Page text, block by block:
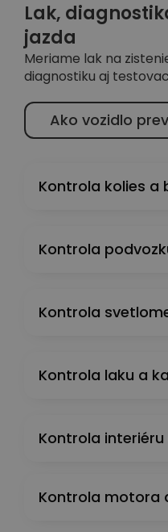
Lak,
jazda
Meriame lak na
diagnostiku aj
Ako vozidlo
Kontrola kolies a
Kontrola
Kontrola
Kontrola laku a
Kontrola
Kontrola motora